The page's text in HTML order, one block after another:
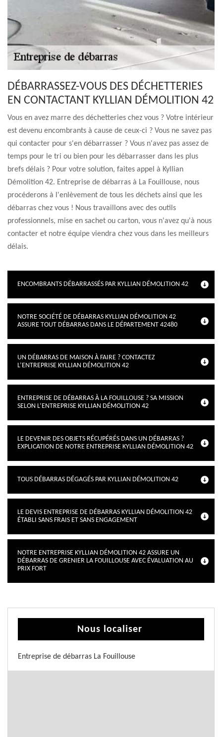
DÉBARRASSEZ-VOUS DES DÉCHETTERIES
EN CONTACTANT KYLLIAN DÉMOLITION 42
Vous en avez marre des déchetteries chez vous ? Votre intérieur
est devenu encombrants à cause de ceux-ci ? Vous ne savez pas
qui contacter pour s'en débarrasser ? Vous n'avez pas assez de
temps pour le tri ou bien pour les débarrasser dans les plus
brefs délais ? Pour votre solution, faites appel à Kyllian
Démolition 42. Entreprise de débarras à La Fouillouse, nous
procéderons à l'enlèvement de tous les déchets ainsi que les
débarras chez vous ! Nous travaillons avec des outils
professionnels, mise en sachet ou carton, vous n'avez qu'à nous
contacter et notre équipe viendra chez vous dans les meilleurs
délais.
ENCOMBRANTS DÉBARRASSÉS PAR KYLLIAN DÉMOLITION 42
NOTRE SOCIÉTÉ DE DÉBARRAS KYLLIAN DÉMOLITION 42
ASSURE TOUT DÉBARRAS DANS LE DÉPARTEMENT 42480
UN DÉBARRAS DE MAISON À FAIRE ? CONTACTEZ
L’ENTREPRISE KYLLIAN DÉMOLITION 42
ENTREPRISE DE DÉBARRAS À LA FOUILLOUSE ? SA MISSION
SELON L’ENTREPRISE KYLLIAN DÉMOLITION 42
LE DEVENIR DES OBJETS RÉCUPÉRÉS DANS UN DÉBARRAS ?
EXPLICATION DE NOTRE ENTREPRISE KYLLIAN DÉMOLITION 42
TOUS DÉBARRAS DÉGAGÉS PAR KYLLIAN DÉMOLITION 42
LE DEVIS ENTREPRISE DE DÉBARRAS KYLLIAN DÉMOLITION 42
ÉTABLI SANS FRAIS ET SANS ENGAGEMENT
NOTRE ENTREPRISE KYLLIAN DÉMOLITION 42 ASSURE UN
DÉBARRAS DE GRENIER LA FOUILLOUSE AVEC ÉVALUATION AU
PRIX FORT
Nous localiser
Entreprise de débarras La Fouillouse